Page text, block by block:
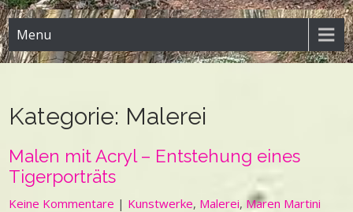
Menu
Kategorie: Malerei
Malen mit Acryl – Entstehung eines
Tigerporträts
Keine Kommentare | Kunstwerke, Malerei, Maren Martini